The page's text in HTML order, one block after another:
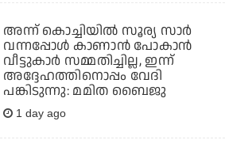
അന്ന് കൊച്ചിയില്‍ സൂര്യ സാര്‍
വന്നപ്പോള്‍ കാണാന്‍ പോകാന്‍
വീട്ടുകാര്‍ സമ്മതിച്ചില്ല, ഇന്ന്
അദ്ദേഹത്തിനൊപ്പം വേദി
പങ്കിടുന്നു: മമിത ബൈജു
1 day ago